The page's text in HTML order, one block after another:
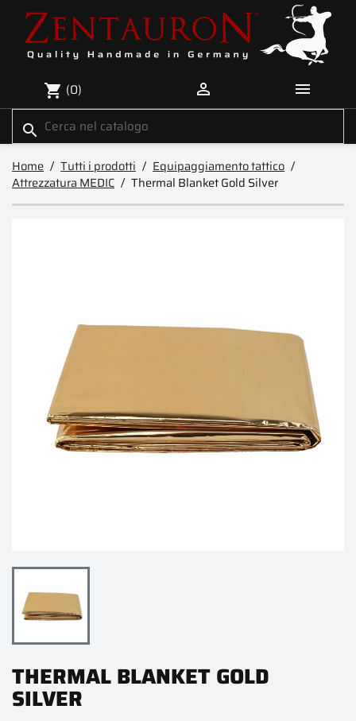
shopping_cart (0)  
search
Home Tutti i prodotti
Equipaggiamento tattico
Attrezzatura MEDIC
Thermal Blanket Gold Silver
THERMAL BLANKET GOLD
SILVER